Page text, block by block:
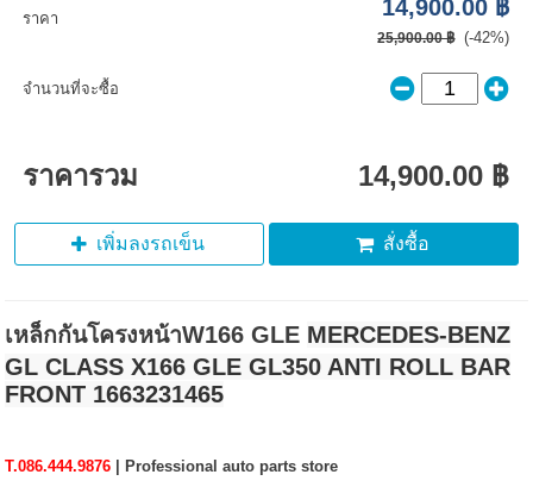
ราคา 14,900.00 ฿
25,900.00 ฿ (-42%)
จำนวนที่จะซื้อ
ราคารวม 14,900.00 ฿
เพิ่มลงรถเข็น สั่งซื้อ
เหล็กกันโครงหน้าW166 GLE MERCEDES-BENZ
GL CLASS X166 GLE GL350 ANTI ROLL BAR
FRONT 1663231465
T.086.444.9876
| Professional auto parts store